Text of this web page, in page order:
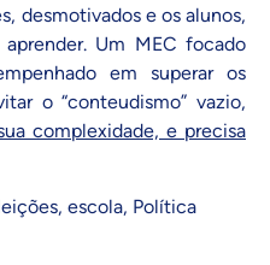
desmotivados e os alunos,
Um MEC focado
em superar os
o “conteudismo” vazio,
complexidade, e precisa
, escola, Política